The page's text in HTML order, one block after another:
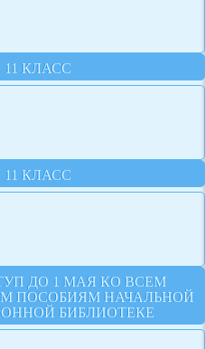
11 КЛАСС
11 КЛАСС
ДО 1 МАЯ КО ВСЕМ
ПОСОБИЯМ НАЧАЛЬНОЙ
БИБЛИОТЕКЕ